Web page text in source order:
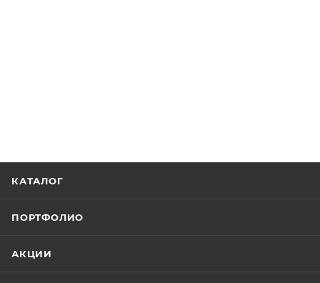
КАТАЛОГ
ПОРТФОЛИО
АКЦИИ